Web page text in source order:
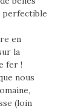
perfectible
en
la
fer !
nous
(loin